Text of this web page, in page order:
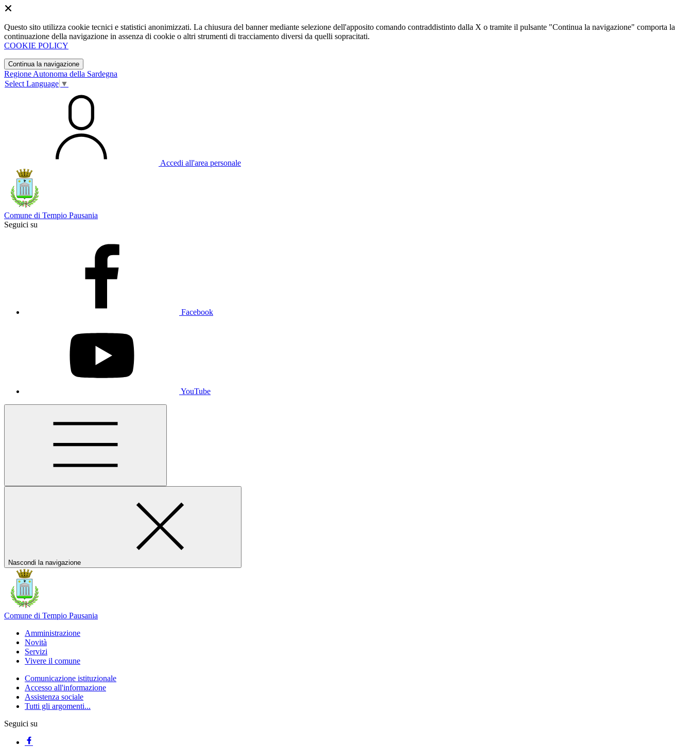
Questo sito utilizza cookie tecnici e statistici anonimizzati. La chiusura del banner mediante selezione dell'apposito comando contraddistinto dalla X o tramite il pulsante "Continua la navigazione" comporta la
continuazione della navigazione in assenza di cookie o altri strumenti di tracciamento diversi da quelli sopracitati.
COOKIE POLICY
Continua la navigazione
Regione Autonoma della Sardegna
Select Language ▼
Accedi all'area personale
Comune di Tempio Pausania
Seguici su
Facebook
YouTube
Nascondi la navigazione
Comune di Tempio Pausania
Amministrazione
Novità
Servizi
Vivere il comune
Comunicazione istituzionale
Accesso all'informazione
Assistenza sociale
Tutti gli argomenti...
Seguici su